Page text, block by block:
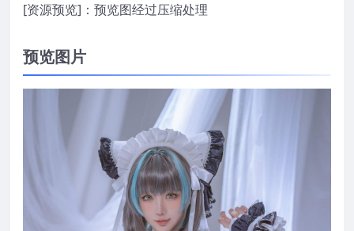
[资源预览]：预览图经过压缩处理
预览图片